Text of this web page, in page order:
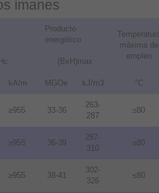
imanes
Producto
energético
máxima de
empleo
(BxH)max
kA/m MGOe kJ/m3 °C
≥955 33-36
263-
287
≤80
≥955 36-39
287-
310
≤80
≥955 38-41
302-
326
≤80